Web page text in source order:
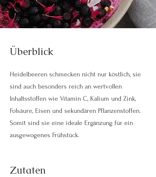
Überblick
Heidelbeeren schmecken nicht nur köstlich, sie
sind auch besonders reich an wertvollen
Inhaltsstoffen wie Vitamin C, Kalium und Zink,
Folsäure, Eisen und sekundären Pflanzenstoffen.
Somit sind sie eine ideale Ergänzung für ein
ausgewogenes Frühstück.
Zutaten